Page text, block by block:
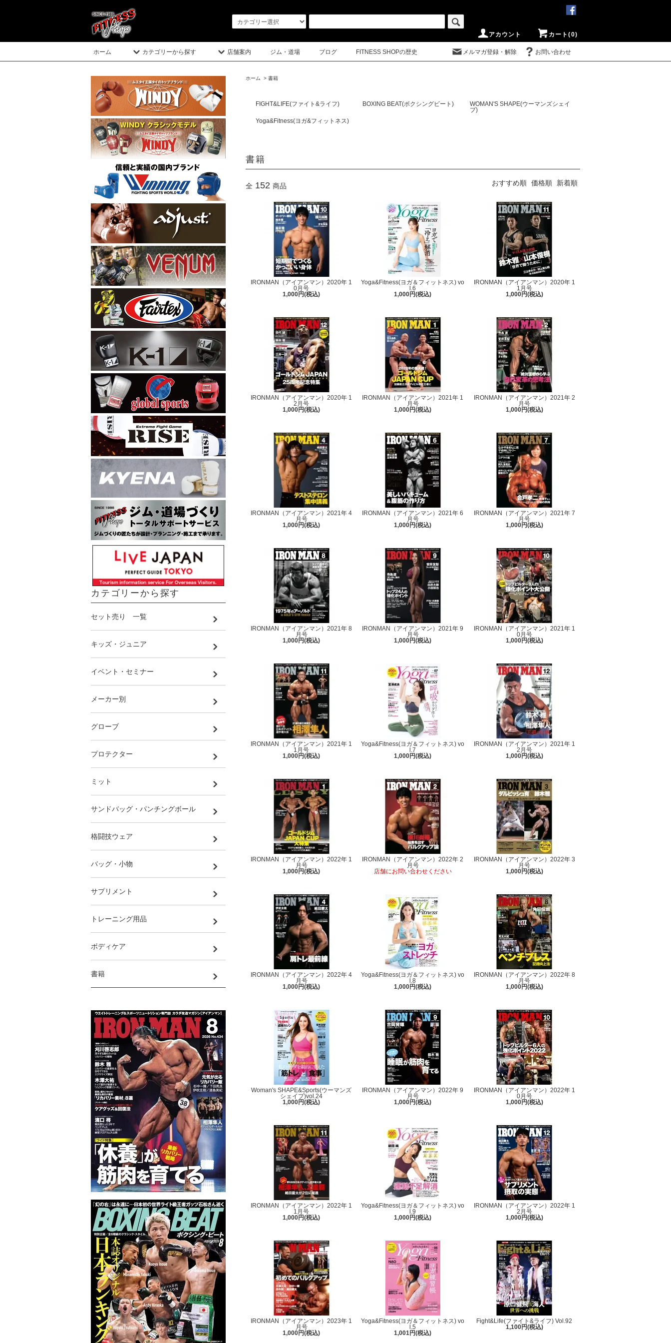
アカウント カート(0)
ホーム カテゴリーから探す 店舗案内 ジム・道場 ブログ FITNESS SHOPの歴史 メルマガ登録・解除 お問い合わせ
ホーム > 書籍
FIGHT&LIFE(ファイト&ライフ) BOXING BEAT(ボクシングビート)
WOMAN'S SHAPE(ウーマンズシェイ
プ)
Yoga&Fitness(ヨガ&フィットネス)
書籍
全 152 商品 おすすめ順 価格順 新着順
IRONMAN（アイアンマン）2020年 1
0月号
1,000円(税込)
Yoga&Fitness(ヨガ＆フィットネス) vo
l.6
1,000円(税込)
IRONMAN（アイアンマン）2020年 1
1月号
1,000円(税込)
IRONMAN（アイアンマン）2020年 1
2月号
1,000円(税込)
IRONMAN（アイアンマン）2021年 1
月号
1,000円(税込)
IRONMAN（アイアンマン）2021年 2
月号
1,000円(税込)
IRONMAN（アイアンマン）2021年 4
月号
1,000円(税込)
IRONMAN（アイアンマン）2021年 6
月号
1,000円(税込)
IRONMAN（アイアンマン）2021年 7
月号
1,000円(税込)
IRONMAN（アイアンマン）2021年 8
月号
1,000円(税込)
IRONMAN（アイアンマン）2021年 9
月号
1,000円(税込)
IRONMAN（アイアンマン）2021年 1
0月号
1,000円(税込)
IRONMAN（アイアンマン）2021年 1
1月号
1,000円(税込)
Yoga&Fitness(ヨガ＆フィットネス) vo
l.7
1,000円(税込)
IRONMAN（アイアンマン）2021年 1
2月号
1,000円(税込)
IRONMAN（アイアンマン）2022年 1
月号
1,000円(税込)
IRONMAN（アイアンマン）2022年 2
月号
店舗にお問い合わせください
IRONMAN（アイアンマン）2022年 3
月号
1,000円(税込)
IRONMAN（アイアンマン）2022年 4
月号
1,000円(税込)
Yoga&Fitness(ヨガ＆フィットネス) vo
l.8
1,000円(税込)
IRONMAN（アイアンマン）2022年 8
月号
1,000円(税込)
Woman's SHAPE&Sports(ウーマンズ
シェイプ)vol.24
1,000円(税込)
IRONMAN（アイアンマン）2022年 9
月号
1,000円(税込)
IRONMAN（アイアンマン）2022年 1
0月号
1,000円(税込)
IRONMAN（アイアンマン）2022年 1
1月号
1,000円(税込)
Yoga&Fitness(ヨガ＆フィットネス) vo
l.9
1,000円(税込)
IRONMAN（アイアンマン）2022年 1
2月号
1,000円(税込)
IRONMAN（アイアンマン）2023年 1
月号
1,000円(税込)
Yoga&Fitness(ヨガ＆フィットネス) vo
l.5
1,001円(税込)
Fight&Life(ファイト&ライフ) Vol.92
1,100円(税込)
カテゴリーから探す
セット売り 一覧
キッズ・ジュニア
イベント・セミナー
メーカー別
グローブ
プロテクター
ミット
サンドバッグ・パンチングボール
格闘技ウェア
バッグ・小物
サプリメント
トレーニング用品
ボディケア
書籍